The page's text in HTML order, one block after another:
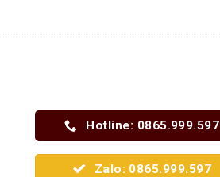
Hotline: 0865.999.597
Zalo: 0865.999.597